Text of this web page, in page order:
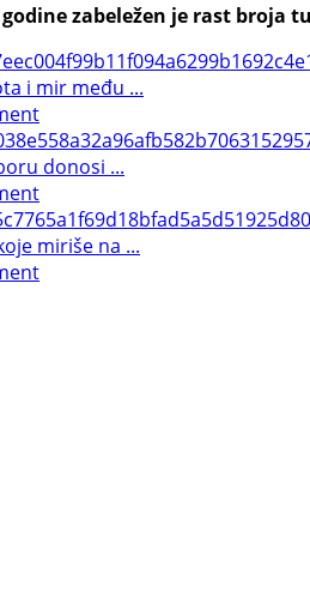
zabeležen je rast
i mir među ...
donosi ...
miriše na ...